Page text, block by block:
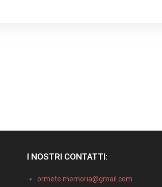
I NOSTRI CONTATTI:
ormete.memoria@gmail.com